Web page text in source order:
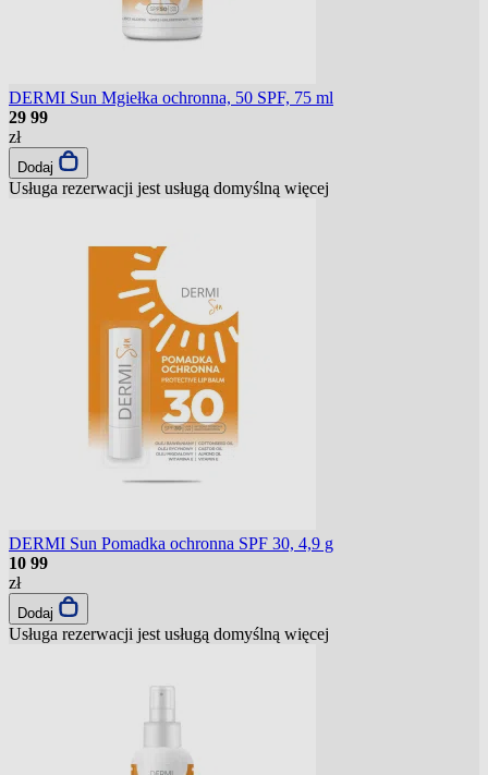
DERMI Sun Mgiełka ochronna, 50 SPF, 75 ml
29 99
zł
Dodaj
Usługa rezerwacji jest usługą domyślną więcej
DERMI Sun Pomadka ochronna SPF 30, 4,9 g
10 99
zł
Dodaj
Usługa rezerwacji jest usługą domyślną więcej